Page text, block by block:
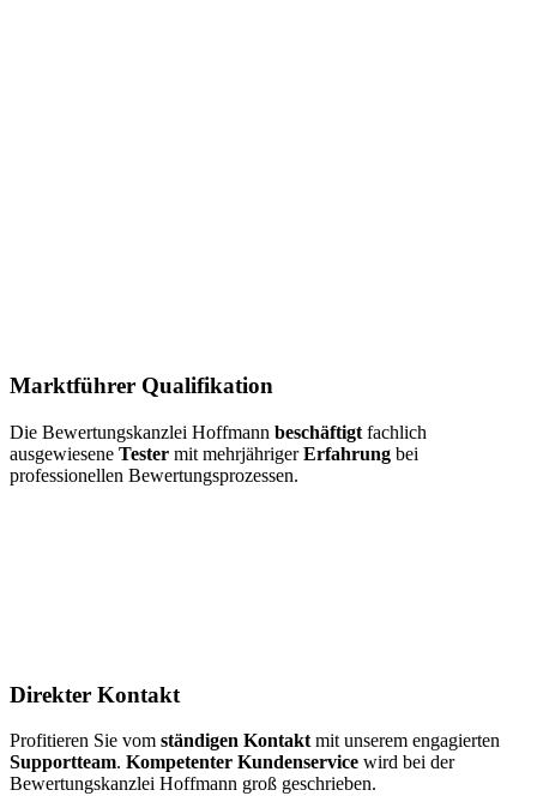
Marktführer Qualifikation
Die Bewertungskanzlei Hoffmann beschäftigt fachlich
ausgewiesene Tester mit mehrjährigerErfahrung bei
professionellen Bewertungsprozessen.
Direkter Kontakt
Profitieren Sie vom ständigen Kontaktmit unserem engagierten
Supportteam. Kompetenter Kundenservice wird bei der
Bewertungskanzlei Hoffmann groß geschrieben.